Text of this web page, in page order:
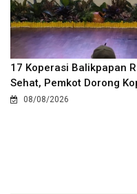
17 Koperasi Balikpapan
Sehat, Pemkot Dorong
08/08/2026